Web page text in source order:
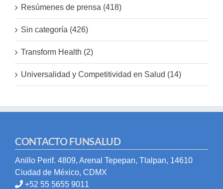
Resúmenes de prensa (418)
Sin categoría (426)
Transform Health (2)
Universalidad y Competitividad en Salud (14)
CONTACTO FUNSALUD
Anillo Perif. 4809, Arenal Tepepan, Tlalpan, 14610
Ciudad de México, CDMX
+52 55 5655 9011